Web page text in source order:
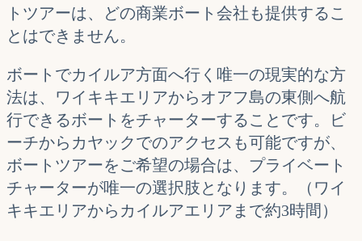
トツアーは、どの商業ボート会社も提供するこ
とはできません。
ボートでカイルア方面へ行く唯一の現実的な方
法は、ワイキキエリアからオアフ島の東側へ航
行できるボートをチャーターすることです。ビ
ーチからカヤックでのアクセスも可能ですが、
ボートツアーをご希望の場合は、プライベート
チャーターが唯一の選択肢となります。（ワイ
キキエリアからカイルアエリアまで約3時間）